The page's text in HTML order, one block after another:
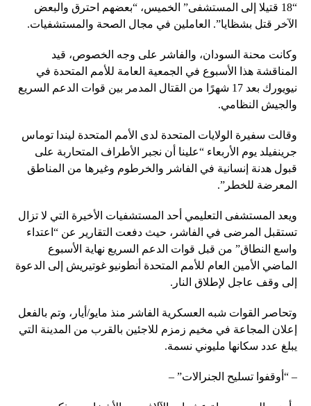
“18 قتيلا إلى المستشفى” الخميس، “بعضهم احترق والبعض
الآخر قتل بشظايا”. العاملين في مجال الصحة والمستشفيات.
وكانت محنة السودان، والفاشر على وجه الخصوص، قيد
المناقشة هذا الأسبوع في الجمعية العامة للأمم المتحدة في
نيويورك بعد 17 شهرًا من القتال المدمر بين قوات الدعم السريع
والجيش النظامي.
وقالت سفيرة الولايات المتحدة لدى الأمم المتحدة ليندا توماس
جرينفيلد يوم الأربعاء “علينا أن نجبر الأطراف المتحاربة على
قبول هدنة إنسانية في الفاشر والخرطوم وغيرها من المناطق
المعرضة للخطر”.
ويعد المستشفى التعليمي أحد المستشفيات الأخيرة التي لا تزال
تستقبل المرضى في الفاشر، حيث دفعت التقارير عن “اعتداء
واسع النطاق” من قبل قوات الدعم السريع نهاية الأسبوع
الماضي الأمين العام للأمم المتحدة أنطونيو غوتيريش إلى الدعوة
إلى وقف عاجل لإطلاق النار.
وتحاصر القوات شبه العسكرية الفاشر منذ مايو/أيار، وتم بالفعل
إعلان المجاعة في مخيم زمزم للاجئين بالقرب من المدينة التي
يبلغ عدد سكانها مليوني نسمة.
– “أوقفوا تسليح الجنرالات” –